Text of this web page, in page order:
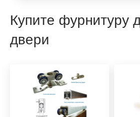
Купите фурнитуру
двери